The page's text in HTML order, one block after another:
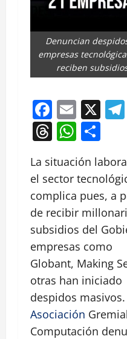
Denuncian
empresas
reciben
Email
X
Threads
La situación
el sector
complica pues, a
de recibir
subsidios del
empresas como
Globant, Making
otras han iniciado
despidos masivos.
Asociación
Computación